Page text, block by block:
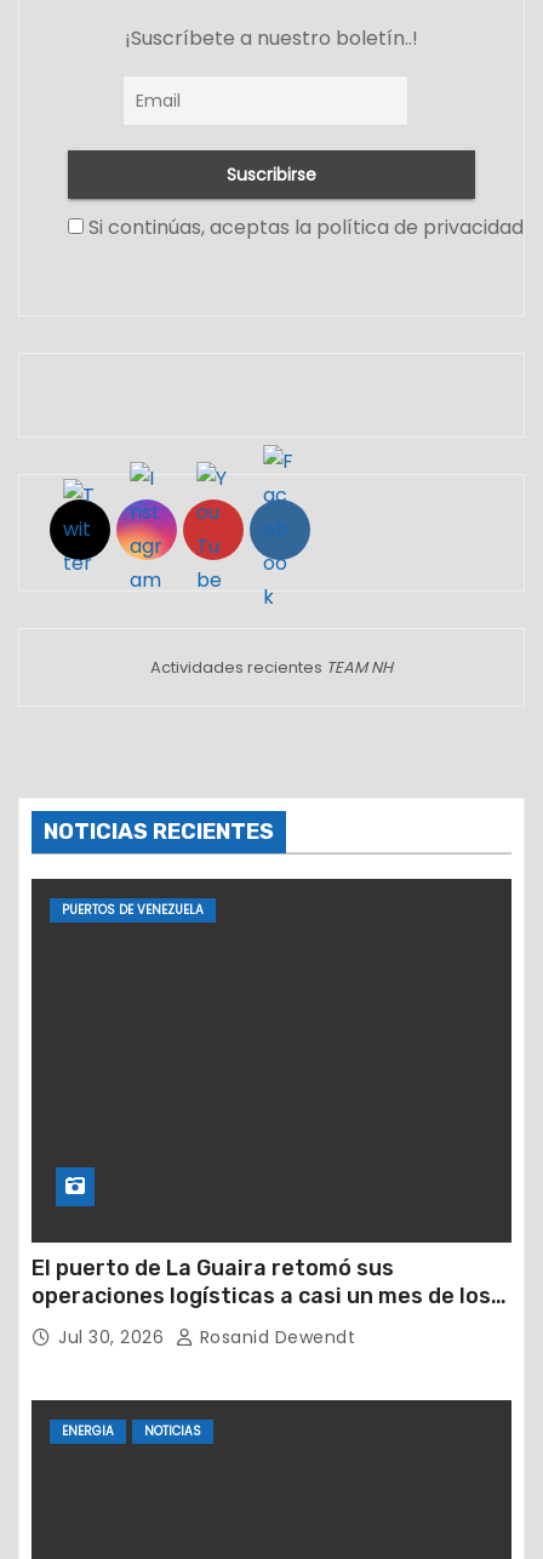
¡Suscríbete a nuestro boletín..!
Si continúas, aceptas la política de privacidad
Actividades recientes TEAM NH
NOTICIAS RECIENTES
PUERTOS DE VENEZUELA
El puerto de La Guaira retomó sus
operaciones logísticas a casi un mes de los
devastadores terremotos
Jul 30, 2026 Rosanid Dewendt
ENERGIA NOTICIAS